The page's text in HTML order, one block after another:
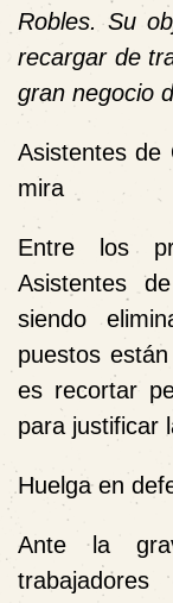
Robles. Su
recargar de
gran negocio
Asistentes de
mira
Entre los
Asistentes
siendo
puestos
es recortar
para justificar
Huelga en
Ante la